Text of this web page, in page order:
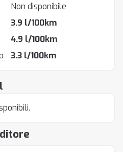
Non disponibile
3.9 l/100km
4.9 l/100km
3.3 l/100km